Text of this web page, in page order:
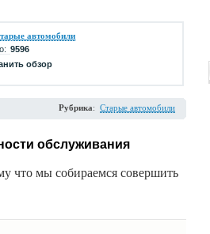
автомобили
9596
обзор
Рубрика: Старые автомобили
обслуживания
что мы собираемся совершить